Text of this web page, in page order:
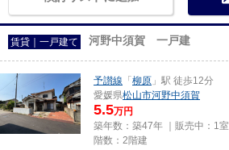
賃貸｜一戸建て 河野中須賀 一戸建
予讃線 「 柳原 」駅 徒歩12分
愛媛県松山市河野中須賀
5.5万円
築年数：築47年 ｜販売中： 1室
階数：2階建